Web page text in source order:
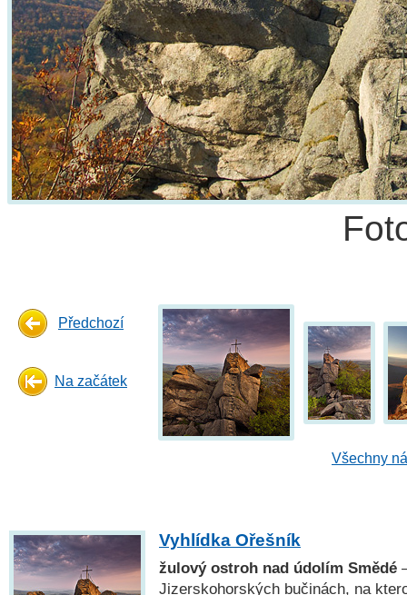
Předchozí
Na začátek
Všechny
Vyhlídka Ořešník
žulový ostroh nad údolím Smědé
Jizerskohorských bučinách, na